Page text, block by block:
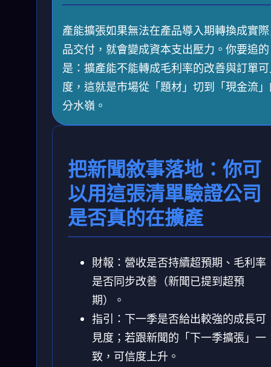
產能擴張如果無法在產品導入期轉換成實
品交付，就會變成資本支出壓力。你要追的
是：擴產能不能轉成毛利率的改善與訂單
度，這就是市場從「題材」切到「現金流
分水嶺。
把新聞敘事落地：你可
以用這張清單驗證公司
是否真的在擴產
財報：營收是否持續超預期、毛利率
是否同步改善（新聞已提到超預
期）。
指引：下一季是否給出較強的成長可
見度；若跟新聞的「下一季擴張」一
致，可信度上升。